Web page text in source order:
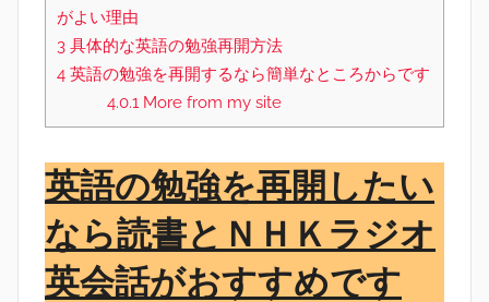
がよい理由
3 具体的な英語の勉強再開方法
4 英語の勉強を再開するなら簡単なところからです
4.0.1 More from my site
英語の勉強を再開したい
なら読書とＮＨＫラジオ
英会話がおすすめです